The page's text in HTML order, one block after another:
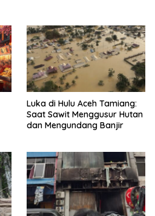
Luka di Hulu Aceh Tamiang:
Saat Sawit Menggusur Hutan
dan Mengundang Banjir